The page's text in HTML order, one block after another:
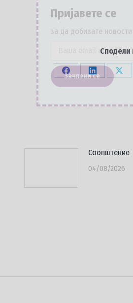
Сподели
Share
Facebook
Share
LinkedInX
Соопштение
04/08/2026
Пријавете се
за да добивате